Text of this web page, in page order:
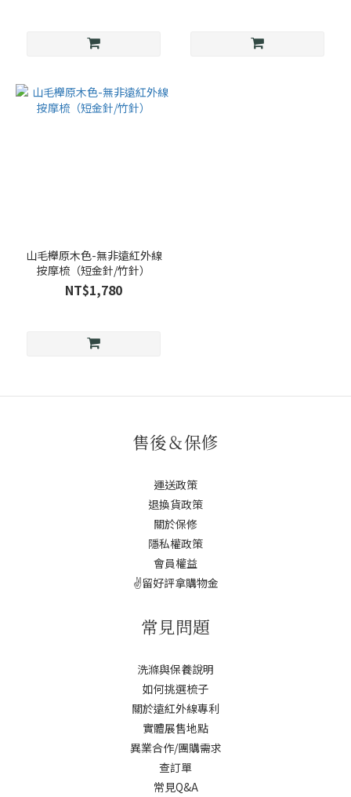
山毛櫸原木色-無非遠紅外線
按摩梳（短金針/竹針）
NT$1,780
售後＆保修
運送政策
退換貨政策
關於保修
隱私權政策
會員權益
✌️留好評拿購物金
常見問題
洗滌與保養說明
如何挑選梳子
關於遠紅外線專利
實體展售地點
異業合作/團購需求
查訂單
常見Q&A